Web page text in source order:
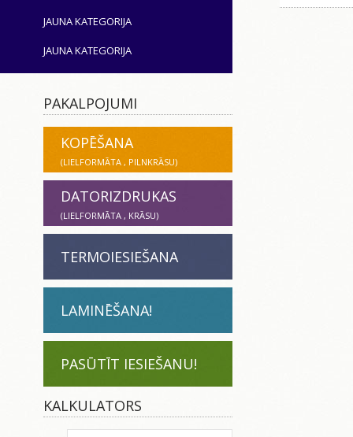
JAUNA KATEGORIJA
JAUNA KATEGORIJA
PAKALPOJUMI
KOPĒŠANA
(LIELFORMĀTA , PILNKRĀSU)
DATORIZDRUKAS
(LIELFORMĀTA , KRĀSU)
TERMOIESIEŠANA
LAMINĒŠANA!
PASŪTĪT IESIEŠANU!
KALKULATORS